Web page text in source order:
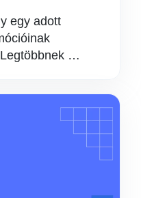
egy adott
…